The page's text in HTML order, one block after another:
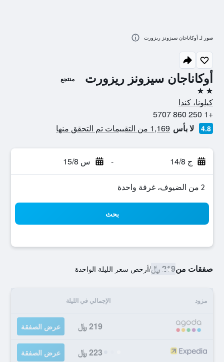
أوكاناجان سيزونز ريزورت منتجع
2 نجمتين
كيلونا، كندا
+1 250 860 5707
4.8 لا بأس 1,169 من التقييمات تم التحقق منها
ج 14/8 - س 15/8
2 من الضيوف، غرفة واحدة
بحث
صفقات من219 ﷼ /أرخص سعر الليلة الواحدة
مزود الإجمالي في الليلة
219 ﷼ عرض الصفقة
223 ﷼ عرض الصفقة
صور لـ أوكاناجان سيزونز ريزورت